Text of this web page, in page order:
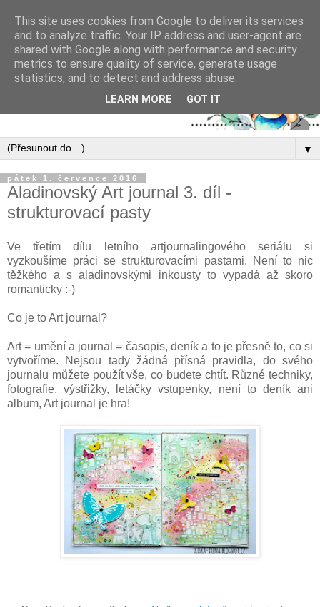
▼
pátek 1. července 2016
Aladinovský Art journal 3. díl -
strukturovací pasty
Ve třetím dílu letního artjournalingového seriálu si
vyzkoušíme práci se strukturovacími pastami. Není to nic
těžkého a s aladinovskými inkousty to vypadá až skoro
romanticky :-)
Co je to Art journal?
Art = umění a journal = časopis, deník a to je přesně to, co si
vytvoříme. Nejsou tady žádná přísná pravidla, do svého
journalu můžete použít vše, co budete chtít. Různé techniky,
fotografie, výstřižky, letáčky vstupenky, není to deník ani
album, Art journal je hra!
This site uses cookies from Google to deliver its services
and to analyze traffic. Your IP address and user-agent are
shared with Google along with performance and security
metrics to ensure quality of service, generate usage
statistics, and to detect and address abuse.
LEARN MORE GOT IT